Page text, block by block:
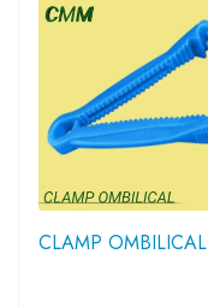
CLAMP OMBILICAL